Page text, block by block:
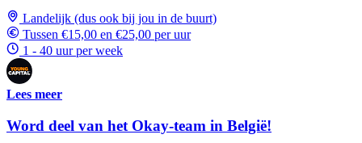
Landelijk (dus ook bij jou in de buurt)
Tussen €15,00 en €25,00 per uur
1 - 40 uur per week
Lees meer
Word deel van het Okay-team in België!